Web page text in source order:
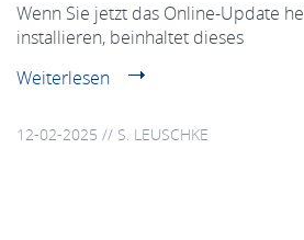
Wenn Sie jetzt das Online-Update
installieren, beinhaltet dieses
Weiterlesen
12-02-2025 // S. LEUSCHKE